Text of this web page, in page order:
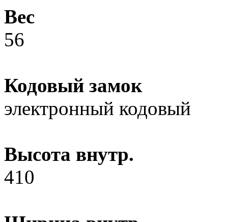
Вес
56
Кодовый замок
электронный кодовый
Высота внутр.
410